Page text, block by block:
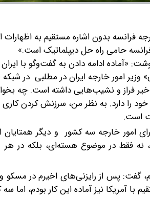
فرانسه بدون اشاره مستقیم به اظهارات
حامی راه حل دیپلماتیک است.»
«آماده ادامه دادن به گفت‌وگو با
امور خارجه ایران در مطلبی در
اخیر فراز و نشیب‌هایی داشته است. چه
دارد. به نظر من، سرزنش کردن کاری
است.
امور خارجه سه کشور و دیگر همتایان
نه فقط در موضوع هسته‌ای، بلکه در
گفت: پس از رایزنی‌های اخیرم در مسکو و
آمریکا نیز آماده این کار بودم، اما